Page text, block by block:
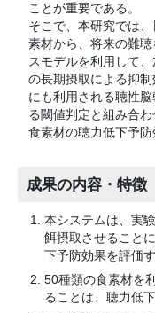
ことが重要である。
そこで、本研究では
素材から、将来の難
スモデルを利用して
の長期摂取による抑
にも利用される聴性
る閾値判定と組み合
食素材の聴力低下予防
成果の内容・特徴
本システムは、実
餌摂取させること
下予防効果を評価す
50種類の食素材を
ることは、聴力低